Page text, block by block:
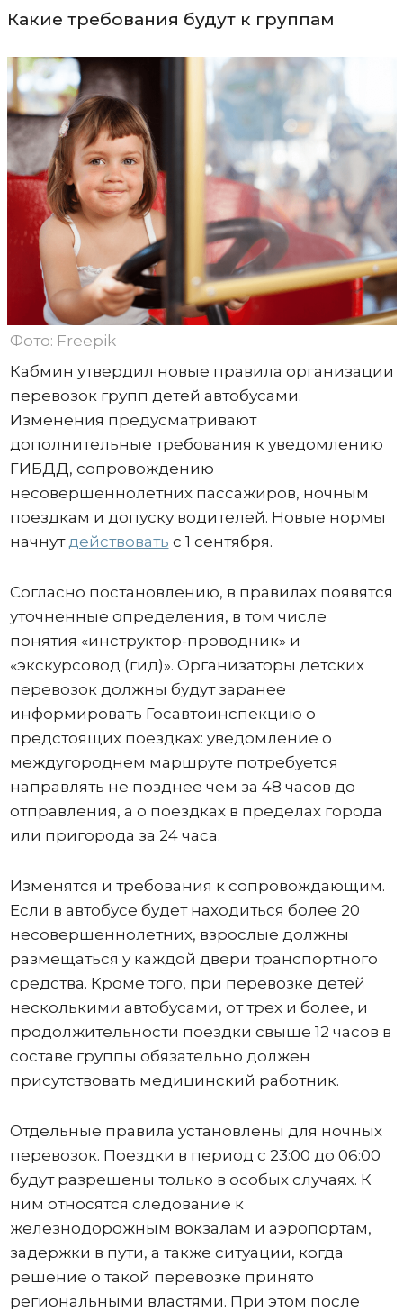
Какие требования будут к группам
Фото: Freepik
Кабмин утвердил новые правила организации
перевозок групп детей автобусами.
Изменения предусматривают
дополнительные требования к уведомлению
ГИБДД, сопровождению
несовершеннолетних пассажиров, ночным
поездкам и допуску водителей. Новые нормы
начнут действовать с 1 сентября.
Согласно постановлению, в правилах появятся
уточненные определения, в том числе
понятия «инструктор-проводник» и
«экскурсовод (гид)». Организаторы детских
перевозок должны будут заранее
информировать Госавтоинспекцию о
предстоящих поездках: уведомление о
междугороднем маршруте потребуется
направлять не позднее чем за 48 часов до
отправления, а о поездках в пределах города
или пригорода за 24 часа.
Изменятся и требования к сопровождающим.
Если в автобусе будет находиться более 20
несовершеннолетних, взрослые должны
размещаться у каждой двери транспортного
средства. Кроме того, при перевозке детей
несколькими автобусами, от трех и более, и
продолжительности поездки свыше 12 часов в
составе группы обязательно должен
присутствовать медицинский работник.
Отдельные правила установлены для ночных
перевозок. Поездки в период с 23:00 до 06:00
будут разрешены только в особых случаях. К
ним относятся следование к
железнодорожным вокзалам и аэропортам,
задержки в пути, а также ситуации, когда
решение о такой перевозке принято
региональными властями. При этом после